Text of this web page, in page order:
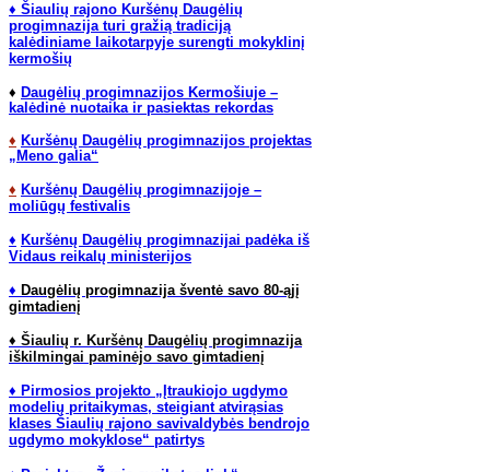
♦ Šiaulių rajono Kuršėnų Daugėlių
progimnazija turi gražią tradiciją
kalėdiniame laikotarpyje surengti mokyklinį
kermošių
♦ Daugėlių progimnazijos Kermošiuje –
kalėdinė nuotaika ir pasiektas rekordas
♦ Kuršėnų Daugėlių progimnazijos projektas
„Meno galia“
♦ Kuršėnų Daugėlių progimnazijoje –
moliūgų festivalis
♦ Kuršėnų Daugėlių progimnazijai padėka iš
Vidaus reikalų ministerijos
♦ Daugėlių progimnazija šventė savo 80-ąjį
gimtadienį
♦ Šiaulių r. Kuršėnų Daugėlių progimnazija
iškilmingai paminėjo savo gimtadienį
♦ Pirmosios projekto „Įtraukiojo ugdymo
modelių pritaikymas, steigiant atvirąsias
klases Šiaulių rajono savivaldybės bendrojo
ugdymo mokyklose“ patirtys